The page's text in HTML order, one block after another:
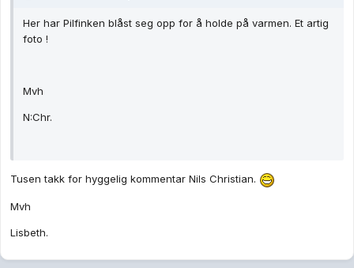
Her har Pilfinken blåst seg opp for å holde på varmen. Et artig
foto !
Mvh
N:Chr.
Tusen takk for hyggelig kommentar Nils Christian.
Mvh
Lisbeth.